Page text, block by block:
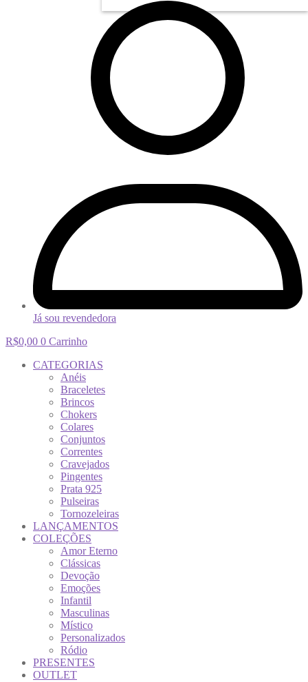
Já sou revendedora
R$0,00 0 Carrinho
CATEGORIAS
Anéis
Braceletes
Brincos
Chokers
Colares
Conjuntos
Correntes
Cravejados
Pingentes
Prata 925
Pulseiras
Tornozeleiras
LANÇAMENTOS
COLEÇÕES
Amor Eterno
Clássicas
Devoção
Emoções
Infantil
Masculinas
Místico
Personalizados
Ródio
PRESENTES
OUTLET